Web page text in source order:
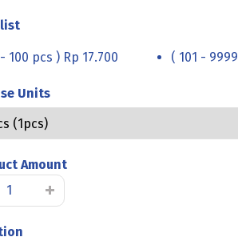
100 pcs ) Rp 17.700 ( 101 -
Units
Amount
+